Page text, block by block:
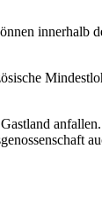
innerhalb